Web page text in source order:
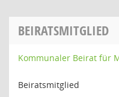
BEIRATSMITGLIED
Kommunaler Beirat für
Beiratsmitglied